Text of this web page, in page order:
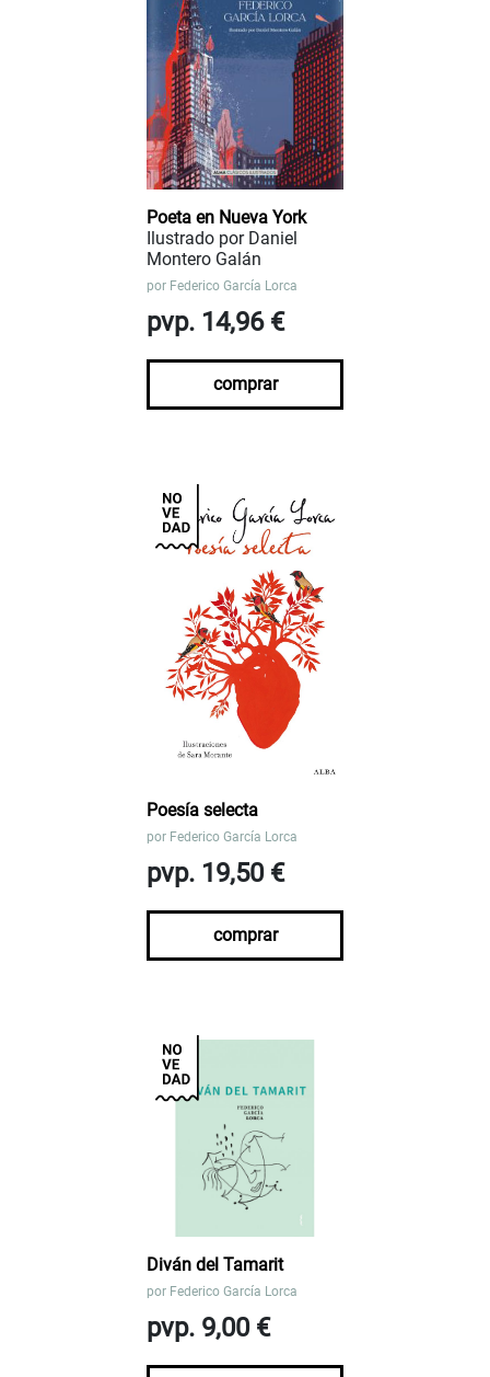
Poeta en Nueva York
Ilustrado por Daniel
Montero Galán
por Federico García Lorca
pvp. 14,96 €
comprar
Poesía selecta
por Federico García Lorca
pvp. 19,50 €
comprar
Diván del Tamarit
por Federico García Lorca
pvp. 9,00 €